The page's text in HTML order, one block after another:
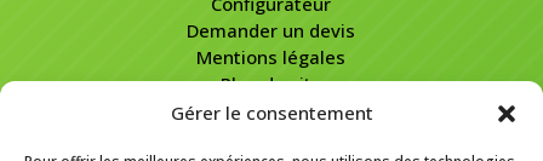
Gérer le consentement
Demander un devis
Mentions légales
Plan de site